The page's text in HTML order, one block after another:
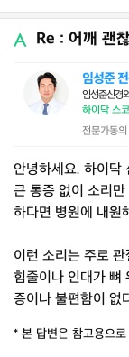
Re : 어깨 괜
임성준
임성준신경
하이닥 스
전문가동의
안녕하세요. 하이닥
큰 통증 없이 소리
하다면 병원에 내원
이런 소리는 주로
힘줄이나 인대가 뼈
증이나 불편함이 없
* 본 답변은 참고용으